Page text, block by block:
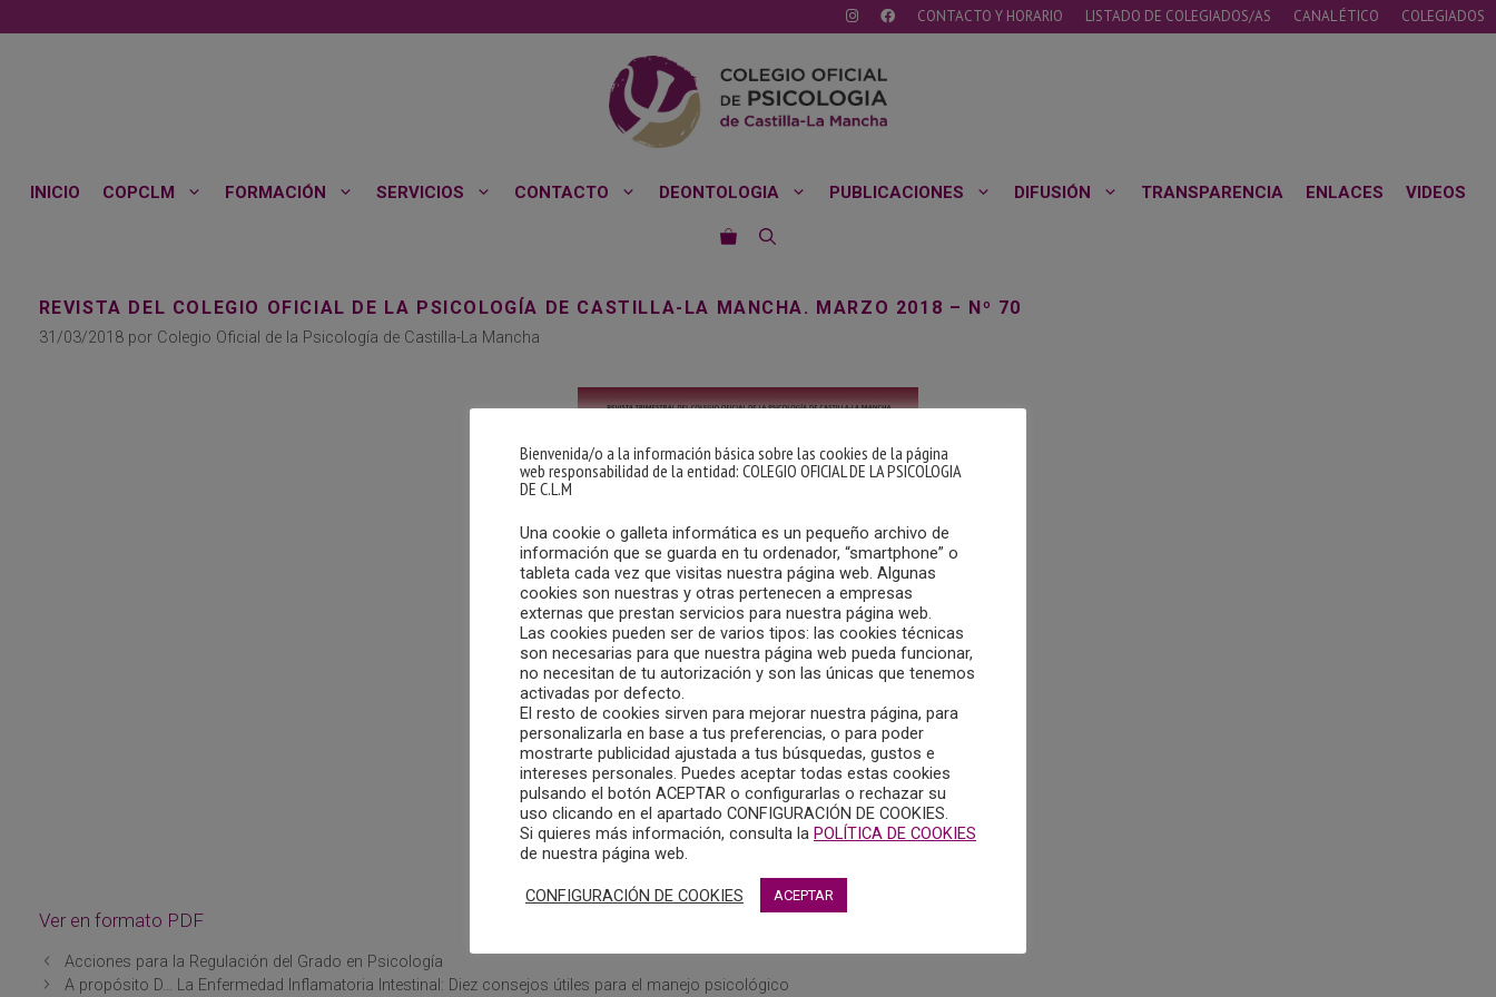
al
CONTACTO Y HORARIO LISTADO DE COLEGIADOS/AS CANAL ÉTICO COLEGIADOS
INICIO COPCLM FORMACIÓN SERVICIOS CONTACTO DEONTOLOGIA PUBLICACIONES DIFUSIÓN TRANSPARENCIA ENLACES VIDEOS
REVISTA DEL COLEGIO OFICIAL DE LA PSICOLOGÍA DE CASTILLA-LA MANCHA. MARZO 2018 – Nº 70
31/03/2018 por Colegio Oficial de la Psicología de Castilla-La Mancha
Ver en formato PDF
Acciones para la Regulación del Grado en Psicología
A propósito D… La Enfermedad Inflamatoria Intestinal: Diez consejos útiles para el manejo psicológico
Bienvenida/o a la información básica sobre las cookies de la página
web responsabilidad de la entidad: COLEGIO OFICIAL DE LA PSICOLOGIA
DE C.L.M
Una cookie o galleta informática es un pequeño archivo de
información que se guarda en tu ordenador, “smartphone” o
tableta cada vez que visitas nuestra página web. Algunas
cookies son nuestras y otras pertenecen a empresas
externas que prestan servicios para nuestra página web.
Las cookies pueden ser de varios tipos: las cookies técnicas
son necesarias para que nuestra página web pueda funcionar,
no necesitan de tu autorización y son las únicas que tenemos
activadas por defecto.
El resto de cookies sirven para mejorar nuestra página, para
personalizarla en base a tus preferencias, o para poder
mostrarte publicidad ajustada a tus búsquedas, gustos e
intereses personales. Puedes aceptar todas estas cookies
pulsando el botón ACEPTAR o configurarlas o rechazar su
uso clicando en el apartado CONFIGURACIÓN DE COOKIES.
Si quieres más información, consulta la POLÍTICA DE COOKIES
de nuestra página web.
CONFIGURACIÓN DE COOKIES ACEPTAR